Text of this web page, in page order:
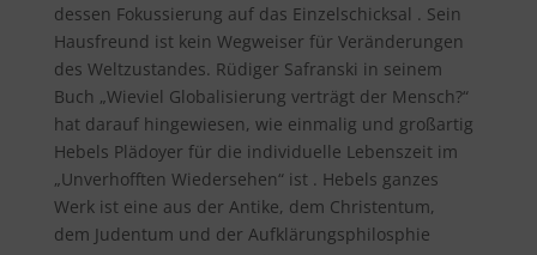
dessen Fokussierung auf das Einzelschicksal . Sein
Hausfreund ist kein Wegweiser für Veränderungen
des Weltzustandes. Rüdiger Safranski in seinem
Buch „Wieviel Globalisierung verträgt der Mensch?“
hat darauf hingewiesen, wie einmalig und großartig
Hebels Plädoyer für die individuelle Lebenszeit im
„Unverhofften Wiedersehen“ ist . Hebels ganzes
Werk ist eine aus der Antike, dem Christentum,
dem Judentum und der Aufklärungsphilosphie